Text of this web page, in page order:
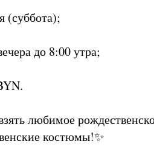
(суббота);
до 8:00 утра;
любимое
костюмы!✨